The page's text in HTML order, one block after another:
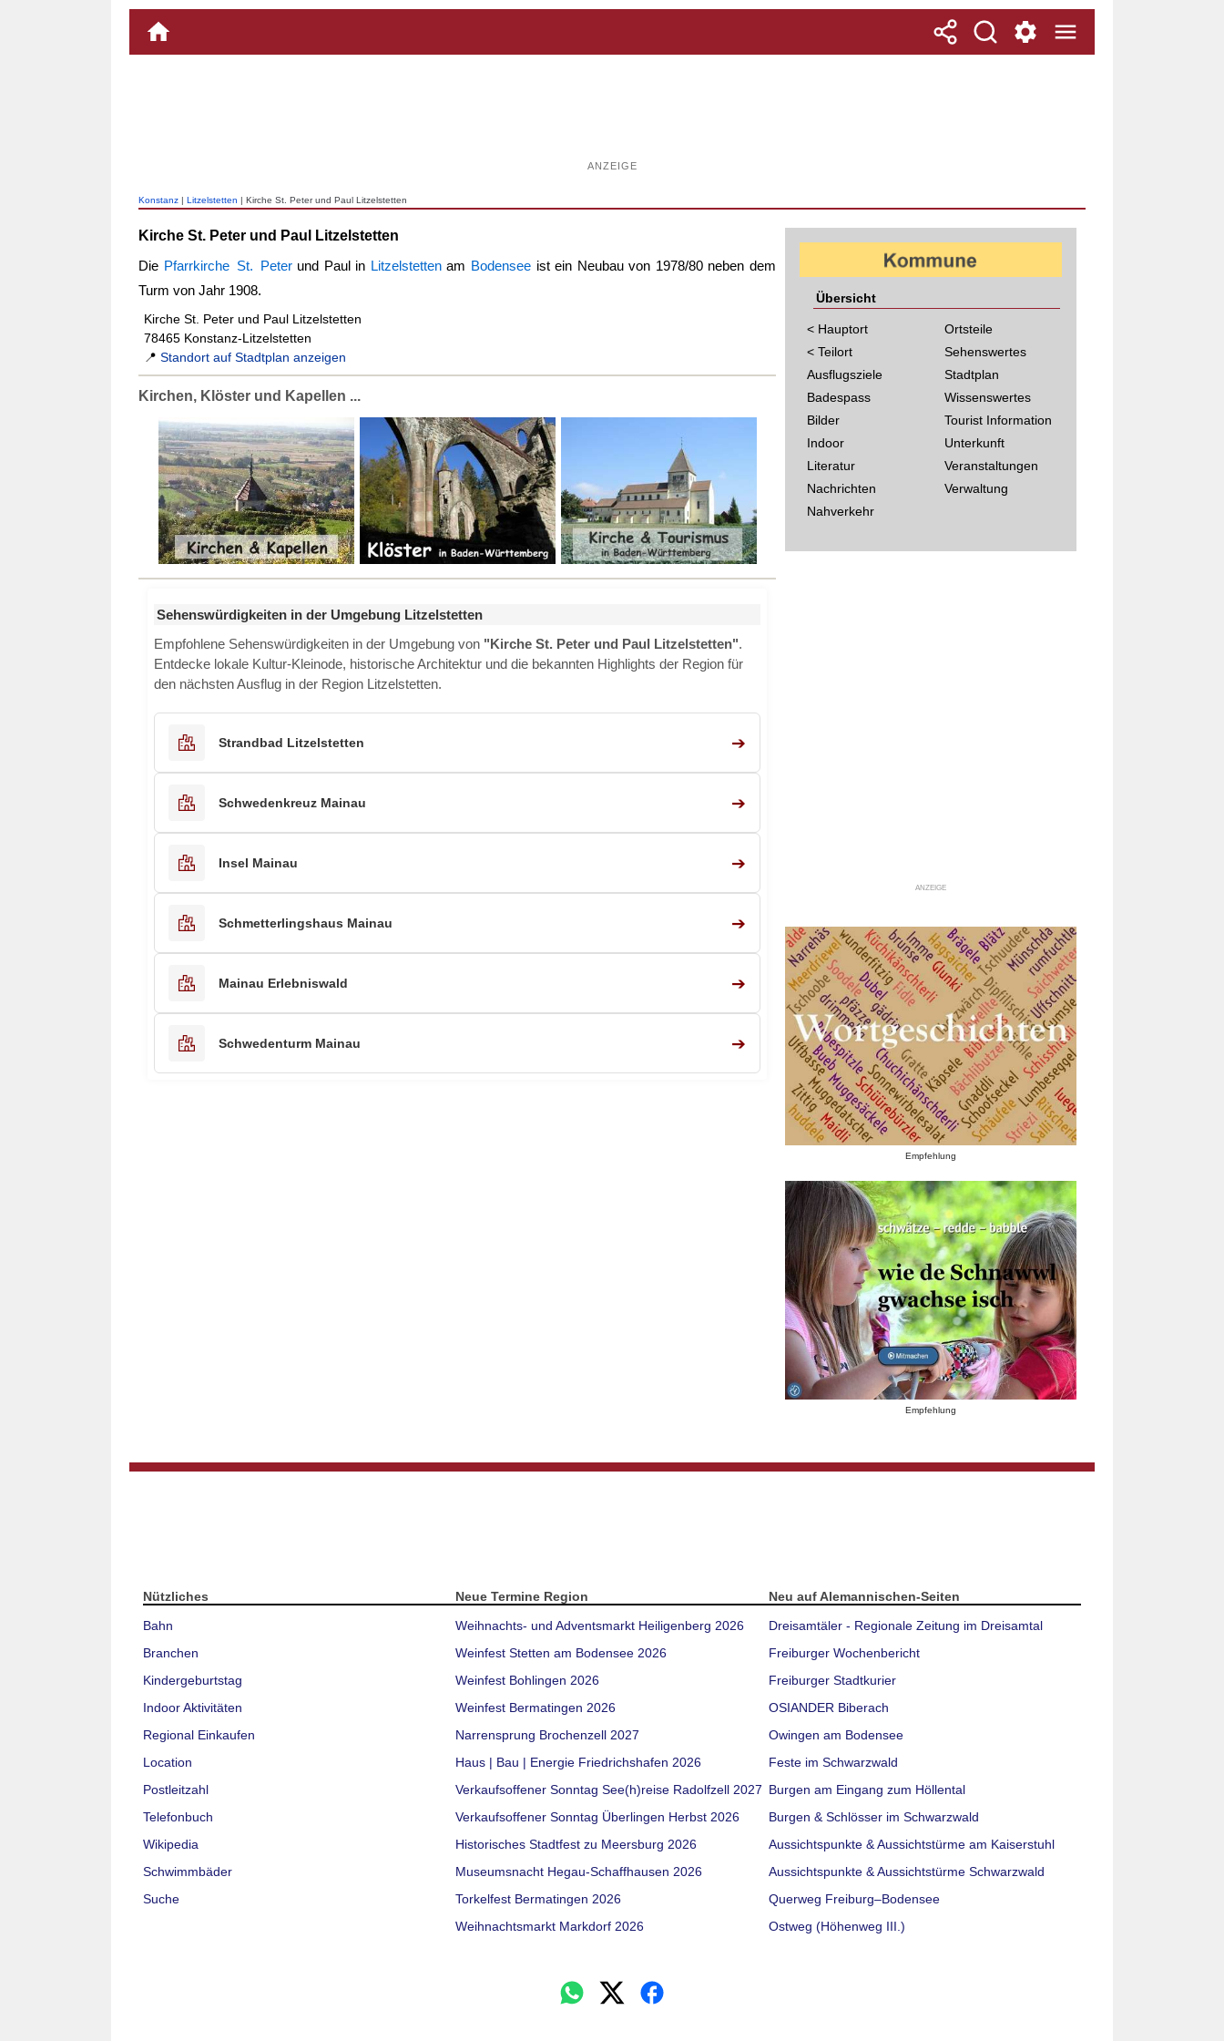
ANZEIGE
Konstanz | Litzelstetten | Kirche St. Peter und Paul Litzelstetten
Kirche St. Peter und Paul Litzelstetten
Die Pfarrkirche St. Peterund Paul in Litzelstettenam Bodensee ist ein Neubau von 1978/80 neben dem
Turm von Jahr 1908.
Kirche St. Peter und Paul Litzelstetten
78465 Konstanz-Litzelstetten
📍 Standort auf Stadtplan anzeigen
Kirchen, Klöster und Kapellen ...
Sehenswürdigkeiten in der Umgebung Litzelstetten
Empfohlene Sehenswürdigkeiten in der Umgebung von "Kirche St. Peter und Paul Litzelstetten".
Entdecke lokale Kultur-Kleinode, historische Architektur und die bekannten Highlights der Region für
den nächsten Ausflug in der Region Litzelstetten.
Strandbad Litzelstetten ➔
Schwedenkreuz Mainau ➔
Insel Mainau ➔
Schmetterlingshaus Mainau ➔
Mainau Erlebniswald ➔
Schwedenturm Mainau ➔
Übersicht
< Hauptort
< Teilort
Ausflugsziele
Badespass
Bilder
Indoor
Literatur
Nachrichten
Nahverkehr
Ortsteile
Sehenswertes
Stadtplan
Wissenswertes
Tourist Information
Unterkunft
Veranstaltungen
Verwaltung
ANZEIGE
Empfehlung
Empfehlung
Nützliches
Bahn
Branchen
Kindergeburtstag
Indoor Aktivitäten
Regional Einkaufen
Location
Postleitzahl
Telefonbuch
Wikipedia
Schwimmbäder
Suche
Neue Termine Region
Weihnachts- und Adventsmarkt Heiligenberg 2026
Weinfest Stetten am Bodensee 2026
Weinfest Bohlingen 2026
Weinfest Bermatingen 2026
Narrensprung Brochenzell 2027
Haus | Bau | Energie Friedrichshafen 2026
Verkaufsoffener Sonntag See(h)reise Radolfzell 2027
Verkaufsoffener Sonntag Überlingen Herbst 2026
Historisches Stadtfest zu Meersburg 2026
Museumsnacht Hegau-Schaffhausen 2026
Torkelfest Bermatingen 2026
Weihnachtsmarkt Markdorf 2026
Neu auf Alemannischen-Seiten
Dreisamtäler - Regionale Zeitung im Dreisamtal
Freiburger Wochenbericht
Freiburger Stadtkurier
OSIANDER Biberach
Owingen am Bodensee
Feste im Schwarzwald
Burgen am Eingang zum Höllental
Burgen & Schlösser im Schwarzwald
Aussichtspunkte & Aussichtstürme am Kaiserstuhl
Aussichtspunkte & Aussichtstürme Schwarzwald
Querweg Freiburg–Bodensee
Ostweg (Höhenweg III.)